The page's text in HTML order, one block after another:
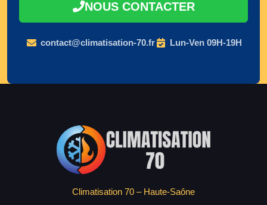
NOUS CONTACTER
contact@climatisation-70.fr Lun-Ven 09H-19H
Climatisation 70 – Haute-Saône